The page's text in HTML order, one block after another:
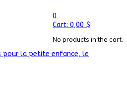
0
Cart: 0,00 $
No products in the cart.